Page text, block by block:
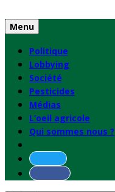
to
content
Menu
Politique
Lobbying
Société
Pesticides
Médias
L’oeil agricole
Qui sommes nous ?